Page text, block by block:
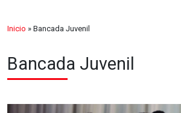
Inicio » Bancada Juvenil
Bancada Juvenil